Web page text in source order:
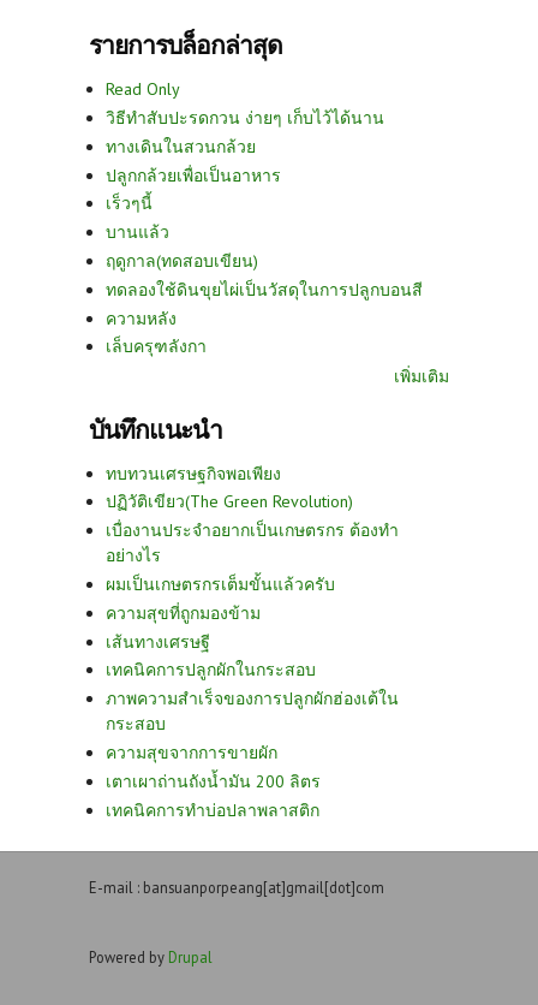
รายการบล็อกล่าสุด
Read Only
วิธีทำสับปะรดกวน ง่ายๆ เก็บไว้ได้นาน
ทางเดินในสวนกล้วย
ปลูกกล้วยเพื่อเป็นอาหาร
เร็วๆนี้
บานแล้ว
ฤดูกาล(ทดสอบเขียน)
ทดลองใช้ดินขุยไผ่เป็นวัสดุในการปลูกบอนสี
ความหลัง
เล็บครุฑลังกา
เพิ่มเติม
บันทึกแนะนำ
ทบทวนเศรษฐกิจพอเพียง
ปฏิวัติเขียว(The Green Revolution)
เบื่องานประจำอยากเป็นเกษตรกร ต้องทำ
อย่างไร
ผมเป็นเกษตรกรเต็มขั้นแล้วครับ
ความสุขที่ถูกมองข้าม
เส้นทางเศรษฐี
เทคนิคการปลูกผักในกระสอบ
ภาพความสำเร็จของการปลูกผักฮ่องเต้ใน
กระสอบ
ความสุขจากการขายผัก
เตาเผาถ่านถังน้ำมัน 200 ลิตร
เทคนิคการทำบ่อปลาพลาสติก
E-mail : bansuanporpeang[at]gmail[dot]com
Powered by Drupal